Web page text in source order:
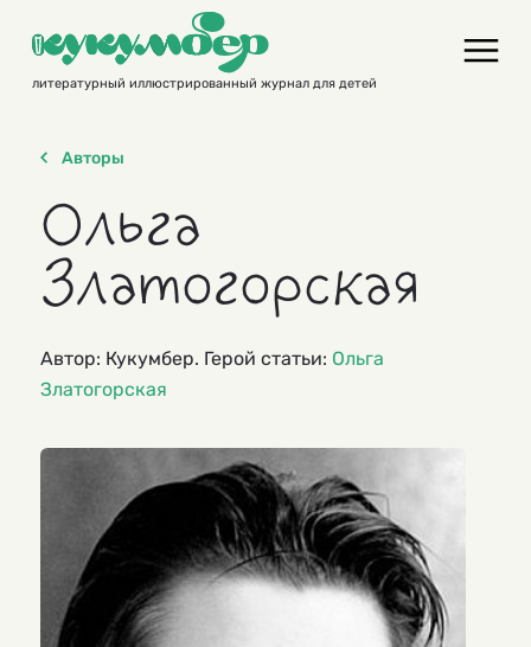
contentлитературный иллюстрированный журнал для детей
Авторы
Ольга
Златогорская
Автор: Кукумбер. Герой статьи: Ольга
Златогорская